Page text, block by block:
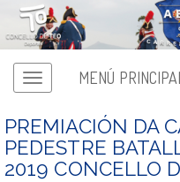
MENÚ PRINCIPAL
PREMIACIÓN DA
PEDESTRE
2019 CONCELLO